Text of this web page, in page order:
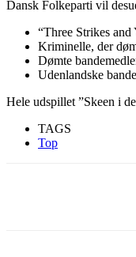
Dansk Folkeparti vil
“Three Strikes
Kriminelle, der
Dømte
Udenlandske
Hele udspillet ”Skeen i
TAGS
Top